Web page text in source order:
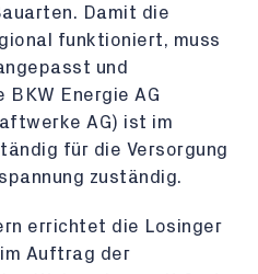
Damit die
funktioniert, muss
und
BKW Energie AG
AG) ist im
für die Versorgung
zuständig.
errichtet die Losinger
Auftrag der